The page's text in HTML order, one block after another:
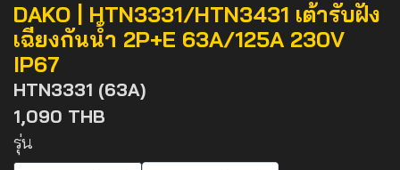
DAKO | HTN3331/HTN3431 เต้ารับฝัง
เฉียงกันน้ำ 2P+E 63A/125A 230V
IP67
HTN3331 (63A)
1,090 THB
รุ่น